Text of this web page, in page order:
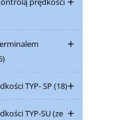
TYP- SP (18)
TYP-SU (ze